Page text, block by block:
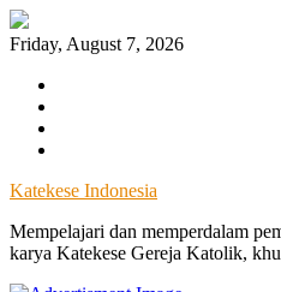
Skip
to
Friday, August 7, 2026
Katekese Indonesia
Mempelajari dan memperdalam
karya Katekese Gereja Katolik,